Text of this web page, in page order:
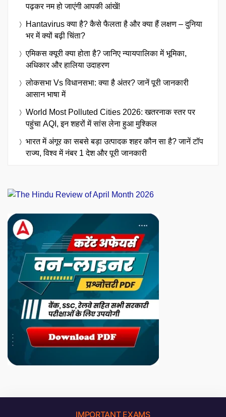
पढ़कर नम हो जाएंगी आपकी आंखें!
Hantavirus क्या है? कैसे फैलता है और क्या हैं लक्षण – दुनिया
भर में क्यों बढ़ी चिंता?
एमिकस क्यूरी क्या होता है? जानिए न्यायपालिका में भूमिका,
अधिकार और हालिया उदाहरण
लोकसभा Vs विधानसभा: क्या है अंतर? जानें पूरी जानकारी
आसान भाषा में
World Most Polluted Cities 2026: खतरनाक स्तर पर
पहुंचा AQI, इन शहरों में सांस लेना हुआ मुश्किल
भारत में अंगूर का सबसे बड़ा उत्पादक शहर कौन सा है? जानें टॉप
राज्य, विश्व में नंबर 1 देश और पूरी जानकारी
IMPORTANT EXAMS